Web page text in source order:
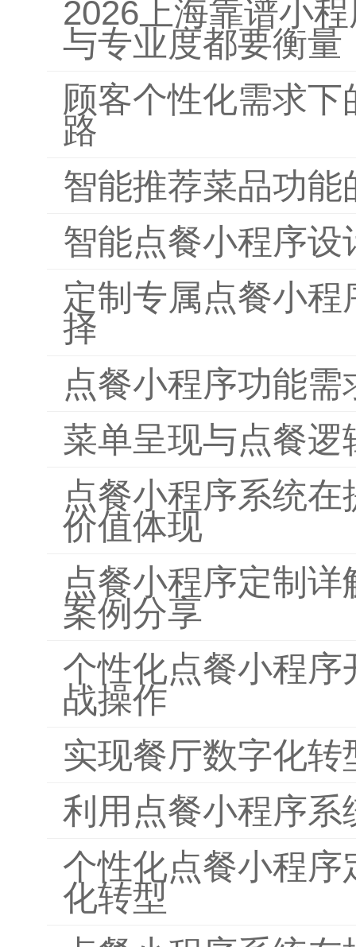
2026上海靠谱小
与专业度都要衡量
顾客个性化需求
路
智能推荐菜品功
智能点餐小程序设
定制专属点餐小
择
点餐小程序功能
菜单呈现与点餐
点餐小程序系统
价值体现
点餐小程序定制
案例分享
个性化点餐小程
战操作
实现餐厅数字化
利用点餐小程序
个性化点餐小程
化转型